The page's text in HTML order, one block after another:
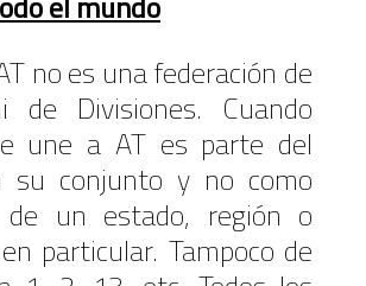
no es una federación de
de Divisiones. Cuando
une a AT es parte del
su conjunto y no como
de un estado, región o
particular. Tampoco de